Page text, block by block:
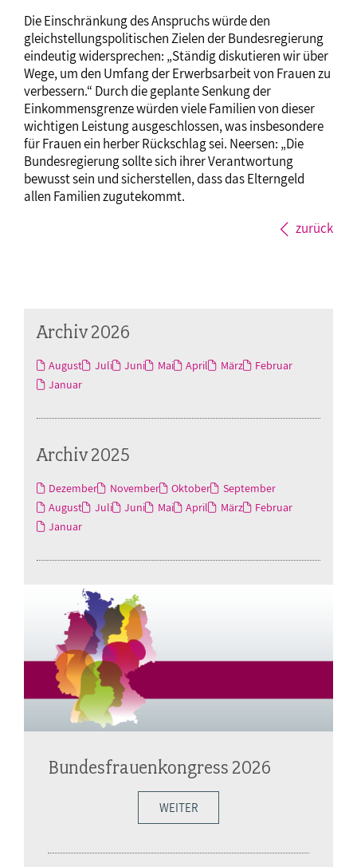
Die Einschränkung des Anspruchs würde den
gleichstellungspolitischen Zielen der Bundesregierung
eindeutig widersprechen: „Ständig diskutieren wir über
Wege, um den Umfang der Erwerbsarbeit von Frauen zu
verbessern.“ Durch die geplante Senkung der
Einkommensgrenze würden viele Familien von dieser
wichtigen Leistung ausgeschlossen, was insbesondere
für Frauen ein herber Rückschlag sei. Neersen: „Die
Bundesregierung sollte sich ihrer Verantwortung
bewusst sein und sicherstellen, dass das Elterngeld
allen Familien zugutekommt.
zurück
Archiv 2026
August Juli Juni Mai April März
Februar
Januar
Archiv 2025
Dezember November Oktober
September
August
Juli Juni Mai April März
Februar
Januar
Bundesfrauenkongress 2026
WEITER